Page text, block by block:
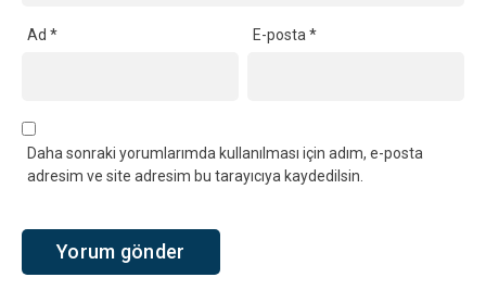
Ad * E-posta*
Daha sonraki yorumlarımda kullanılması için adım, e-posta
adresim ve site adresim bu tarayıcıya kaydedilsin.